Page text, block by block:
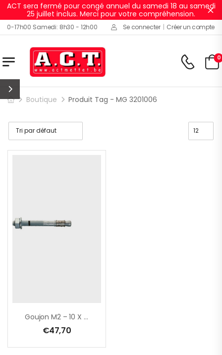
ACT sera fermé pour congé annuel du samedi 18 au samedi
25 juillet inclus. Merci pour votre compréhension.
17h00 Samedi: 8h30 - 12h00 Se connecter | Créer un compte
0
Boutique Produit Tag - MG 3201006
Goujon M2 – 10 X 60 Mm / (ETA Option 7) / Boîte De 100 Pcs
€47,70